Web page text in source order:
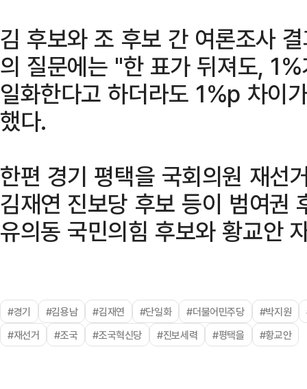
김 후보와 조 후보 간 여론조사
의 질문에는 "한 표가 뒤져도,
일화한다고 하더라도 1%p 차이
했다.
한편 경기 평택을 국회의원 재선
김재연 진보당 후보 등이 범여권
유의동 국민의힘 후보와 황교안
#경기 #김용남 #김재연 #단일화 #더불어민주당 #박지원
#재선거
#조국 #조국혁신당 #진보세력 #평택을 #황교안